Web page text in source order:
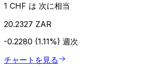
1 CHF は 次に相当
20.2327 ZAR
-0.2280 (1.11%) 週次
チャートを見る